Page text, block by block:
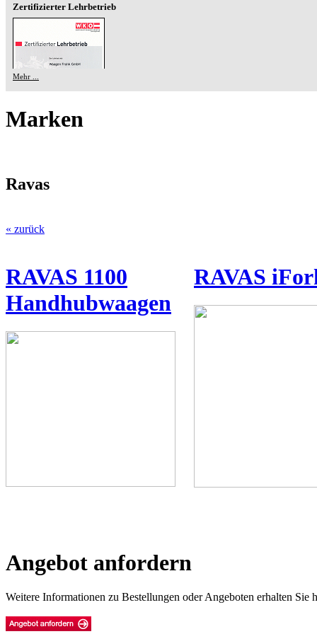
Zertifizierter Lehrbetrieb
Mehr ...
Marken
Ravas
« zurück
RAVAS 1100
Handhubwaagen
RAVAS
Angebot anfordern
Weitere Informationen zu Bestellungen oder Angeboten erhalten Sie